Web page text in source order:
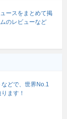
ースをまとめて掲
のレビューなど
どで、世界No.1
ます！